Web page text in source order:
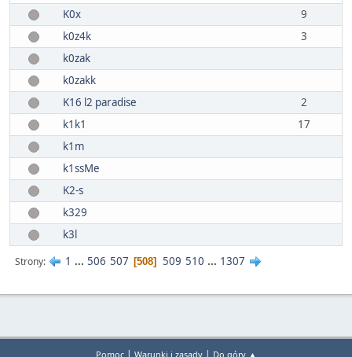
K0x
9
k0z4k
3
k0zak
k0zakk
K16 l2 paradise
2
k1k1
17
k1m
k1ssMe
K2-s
k329
k3l
Strony 1 ... 506 507 508 509 510 ... 1307
Pomoc Warunki i zasady Do góry ▲